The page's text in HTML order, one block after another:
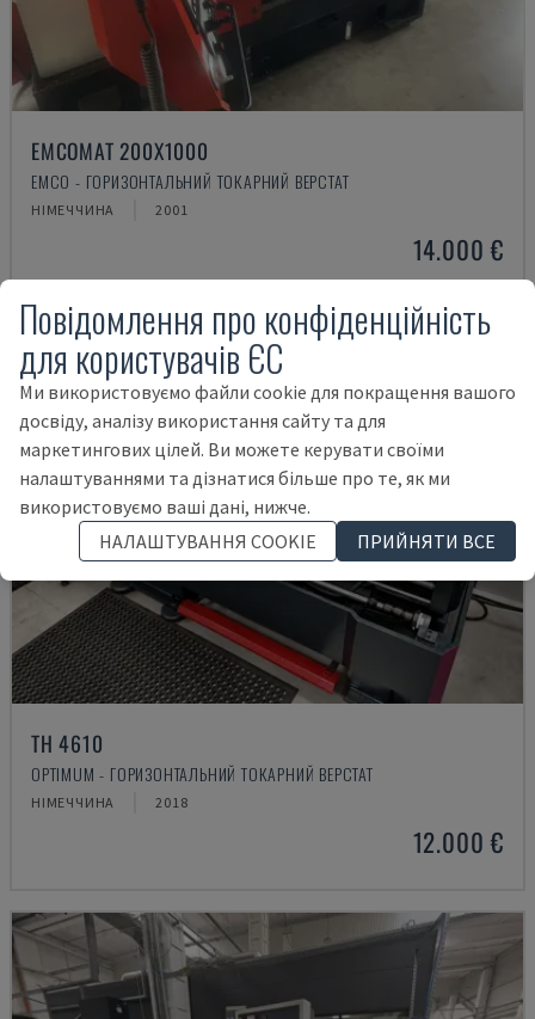
EMCOMAT 200X1000
EMCO - ГОРИЗОНТАЛЬНИЙ ТОКАРНИЙ ВЕРСТАТ
НІМЕЧЧИНА 2001
14.000 €
TH 4610
OPTIMUM - ГОРИЗОНТАЛЬНИЙ ТОКАРНИЙ ВЕРСТАТ
НІМЕЧЧИНА 2018
12.000 €
Повідомлення про конфіденційність
для користувачів ЄС
Ми використовуємо файли cookie для покращення вашого
досвіду, аналізу використання сайту та для
маркетингових цілей. Ви можете керувати своїми
налаштуваннями та дізнатися більше про те, як ми
використовуємо ваші дані, нижче.
НАЛАШТУВАННЯ COOKIE
ПРИЙНЯТИ ВСЕ